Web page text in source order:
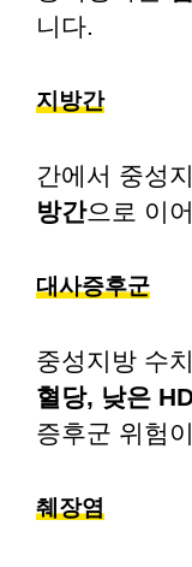
니다.
지방간
간에서 중성
방간으로 이
대사증후군
중성지방 수
혈당, 낮은
증후군 위험
췌장염